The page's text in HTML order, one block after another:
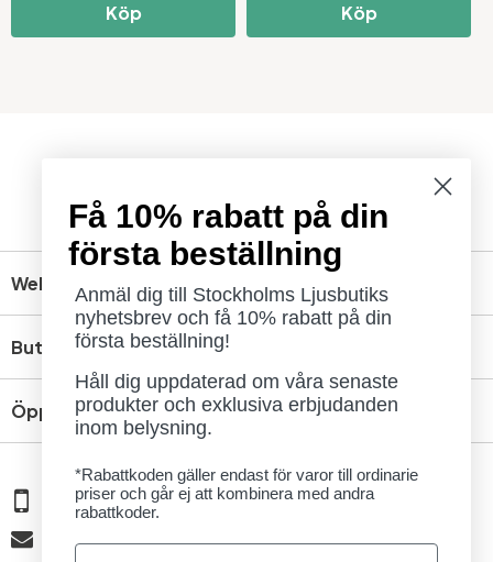
Köp Köp
Webbshop
Butik
Öppettider
08 - 654 29 00
info@ljusbutik.se
Få 10% rabatt på din
första beställning
Anmäl dig till Stockholms Ljusbutiks
nyhetsbrev och få 10% rabatt på din
första beställning!
Håll dig uppdaterad om våra senaste
produkter och exklusiva erbjudanden
inom belysning.
*Rabattkoden gäller endast för varor till ordinarie
priser och går ej att kombinera med andra
rabattkoder.
Email